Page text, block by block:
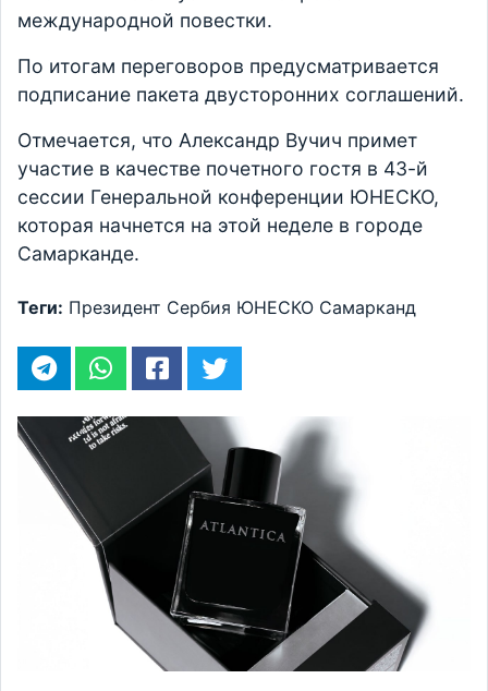
международной повестки.
По итогам переговоров предусматривается
подписание пакета двусторонних соглашений.
Отмечается, что Александр Вучич примет
участие в качестве почетного гостя в 43-й
сессии Генеральной конференции ЮНЕСКО,
которая начнется на этой неделе в городе
Самарканде.
Теги: Президент Сербия ЮНЕСКО Самарканд